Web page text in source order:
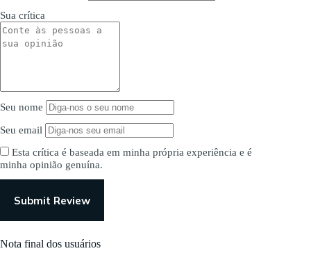
Sua crítica
Seu nome
Seu email
Esta crítica é baseada em minha própria experiência e é
minha opinião genuína.
Submit Review
Nota final dos usuários